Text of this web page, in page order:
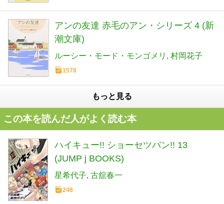
アンの友達 赤毛のアン・シリーズ 4 (新
潮文庫)
ルーシー・モード・モンゴメリ 村岡花子
1578
もっと見る
この本を読んだ人がよく読む本
ハイキュー!! ショーセツバン!! 13
(JUMP j BOOKS)
星希代子 古舘春一
248